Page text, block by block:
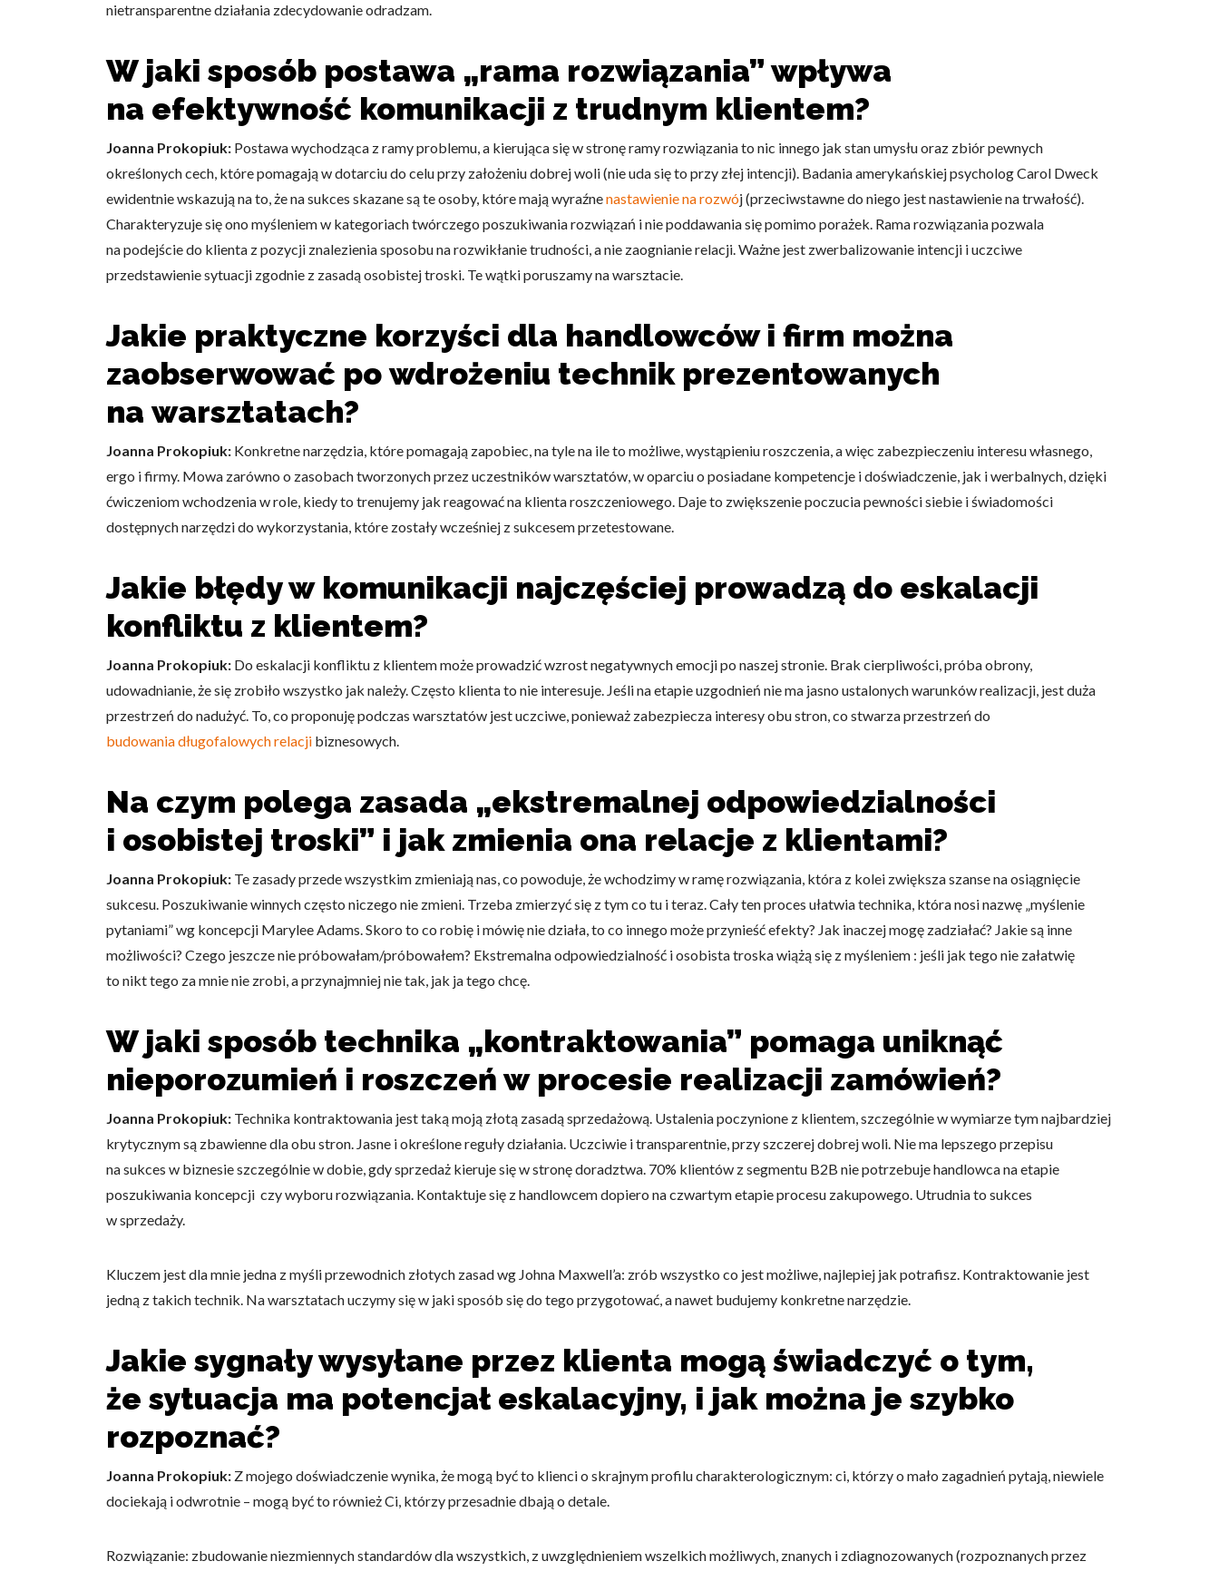
nietransparentne działania zdecydowanie odradzam.
W jaki sposób postawa „rama rozwiązania” wpływa
na efektywność komunikacji z trudnym klientem?
Joanna Prokopiuk: Postawa wychodząca z ramy problemu, a kierująca się w stronę ramy rozwiązania to nic innego jak stan umysłu oraz zbiór pewnych
określonych cech, które pomagają w dotarciu do celu przy założeniu dobrej woli (nie uda się to przy złej intencji). Badania amerykańskiej psycholog Carol Dweck
ewidentnie wskazują na to, że na sukces skazane są te osoby, które mają wyraźnenastawienie na rozwój (przeciwstawne do niego jest nastawienie na trwałość).
Charakteryzuje się ono myśleniem w kategoriach twórczego poszukiwania rozwiązań i nie poddawania się pomimo porażek. Rama rozwiązania pozwala
na podejście do klienta z pozycji znalezienia sposobu na rozwikłanie trudności, a nie zaognianie relacji. Ważne jest zwerbalizowanie intencji i uczciwe
przedstawienie sytuacji zgodnie z zasadą osobistej troski. Te wątki poruszamy na warsztacie.
Jakie praktyczne korzyści dla handlowców i firm można
zaobserwować po wdrożeniu technik prezentowanych
na warsztatach?
Joanna Prokopiuk: Konkretne narzędzia, które pomagają zapobiec, na tyle na ile to możliwe, wystąpieniu roszczenia, a więc zabezpieczeniu interesu własnego,
ergo i firmy. Mowa zarówno o zasobach tworzonych przez uczestników warsztatów, w oparciu o posiadane kompetencje i doświadczenie, jak i werbalnych, dzięki
ćwiczeniom wchodzenia w role, kiedy to trenujemy jak reagować na klienta roszczeniowego. Daje to zwiększenie poczucia pewności siebie i świadomości
dostępnych narzędzi do wykorzystania, które zostały wcześniej z sukcesem przetestowane.
Jakie błędy w komunikacji najczęściej prowadzą do eskalacji
konfliktu z klientem?
Joanna Prokopiuk: Do eskalacji konfliktu z klientem może prowadzić wzrost negatywnych emocji po naszej stronie. Brak cierpliwości, próba obrony,
udowadnianie, że się zrobiło wszystko jak należy. Często klienta to nie interesuje. Jeśli na etapie uzgodnień nie ma jasno ustalonych warunków realizacji, jest duża
przestrzeń do nadużyć. To, co proponuję podczas warsztatów jest uczciwe, ponieważ zabezpiecza interesy obu stron, co stwarza przestrzeń do
budowania długofalowych relacji biznesowych.
Na czym polega zasada „ekstremalnej odpowiedzialności
i osobistej troski” i jak zmienia ona relacje z klientami?
Joanna Prokopiuk: Te zasady przede wszystkim zmieniają nas, co powoduje, że wchodzimy w ramę rozwiązania, która z kolei zwiększa szanse na osiągnięcie
sukcesu. Poszukiwanie winnych często niczego nie zmieni. Trzeba zmierzyć się z tym co tu i teraz. Cały ten proces ułatwia technika, która nosi nazwę „myślenie
pytaniami” wg koncepcji Marylee Adams. Skoro to co robię i mówię nie działa, to co innego może przynieść efekty? Jak inaczej mogę zadziałać? Jakie są inne
możliwości? Czego jeszcze nie próbowałam/próbowałem? Ekstremalna odpowiedzialność i osobista troska wiążą się z myśleniem : jeśli jak tego nie załatwię
to nikt tego za mnie nie zrobi, a przynajmniej nie tak, jak ja tego chcę.
W jaki sposób technika „kontraktowania” pomaga uniknąć
nieporozumień i roszczeń w procesie realizacji zamówień?
Joanna Prokopiuk: Technika kontraktowania jest taką moją złotą zasadą sprzedażową. Ustalenia poczynione z klientem, szczególnie w wymiarze tym najbardziej
krytycznym są zbawienne dla obu stron. Jasne i określone reguły działania. Uczciwie i transparentnie, przy szczerej dobrej woli. Nie ma lepszego przepisu
na sukces w biznesie szczególnie w dobie, gdy sprzedaż kieruje się w stronę doradztwa. 70% klientów z segmentu B2B nie potrzebuje handlowca na etapie
poszukiwania koncepcji czy wyboru rozwiązania. Kontaktuje się z handlowcem dopiero na czwartym etapie procesu zakupowego. Utrudnia to sukces
w sprzedaży.
Kluczem jest dla mnie jedna z myśli przewodnich złotych zasad wg Johna Maxwell’a: zrób wszystko co jest możliwe, najlepiej jak potrafisz. Kontraktowanie jest
jedną z takich technik. Na warsztatach uczymy się w jaki sposób się do tego przygotować, a nawet budujemy konkretne narzędzie.
Jakie sygnały wysyłane przez klienta mogą świadczyć o tym,
że sytuacja ma potencjał eskalacyjny, i jak można je szybko
rozpoznać?
Joanna Prokopiuk: Z mojego doświadczenie wynika, że mogą być to klienci o skrajnym profilu charakterologicznym: ci, którzy o mało zagadnień pytają, niewiele
dociekają i odwrotnie – mogą być to również Ci, którzy przesadnie dbają o detale.
Rozwiązanie: zbudowanie niezmiennych standardów dla wszystkich, z uwzględnieniem wszelkich możliwych, znanych i zdiagnozowanych (rozpoznanych przez
Wykorzystujemy pliki cookie do spersonalizowania treści i reklam, aby oferować funkcje społecznościowe i analizować ruch w
naszej witrynie. Informacje o tym, jak korzystasz z naszej witryny, udostępniamy partnerom społecznościowym, reklamowym i
analitycznym. Partnerzy mogą połączyć te informacje z innymi danymi otrzymanymi od Ciebie lub uzyskanymi podczas korzystania
z ich usług.
Niezbędne
Niezbędne pliki cookie mają kluczowe znaczenie dla podstawowych funkcji witryny i witryna nie będzie działać w zamierzony
sposób bez nich. Te pliki cookie nie przechowują żadnych danych umożliwiających identyfikację osoby.
Preferencje
np. preferowany język lub region, w którym znajduje się użytkownik.
Statystyka
Statystyczne pliki cookie pomagają właścicielem stron internetowych zrozumieć, w jaki sposób różni użytkownicy zachowują się
na stronie, gromadząc i zgłaszając anonimowe informacje.
Marketing
Marketingowe pliki cookie stosowane są w celu śledzenia użytkowników na stronach internetowych. Celem jest wyświetlanie
reklam, które są istotne i interesujące dla poszczególnych użytkowników i tym samym bardziej cenne dla wydawców i
Nieklasyfikowane
Nieklasyfikowane pliki cookie, to pliki, które są w procesie klasyfikowania, wraz z dostawcami poszczególnych ciasteczek.
Odrzuć Zapisz moje preferencje Akceptuj wszystko